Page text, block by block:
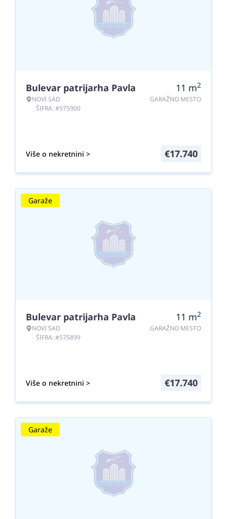
Bulevar patrijarha Pavla
NOVI SAD
ŠIFRA: #575900
11 m2
GARAŽNO MESTO
Više o nekretnini > €17.740
Garaže
Bulevar patrijarha Pavla
NOVI SAD
ŠIFRA: #575899
11 m2
GARAŽNO MESTO
Više o nekretnini > €17.740
Garaže